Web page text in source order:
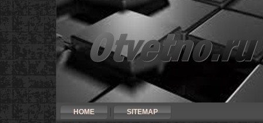
HOME SITEMAP